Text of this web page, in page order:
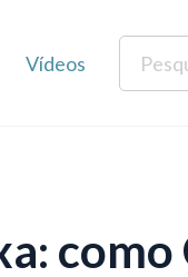
Vídeos
como